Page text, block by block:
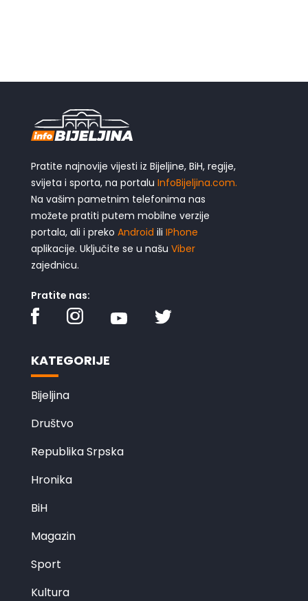
Pratite najnovije vijesti iz Bijeljine, BiH, regije,
svijeta i sporta, na portalu InfoBijeljina.com.
Na vašim pametnim telefonima nas
možete pratiti putem mobilne verzije
portala, ali i preko Android ili IPhone
aplikacije. Uključite se u našu Viber
zajednicu.
Pratite nas:
KATEGORIJE
Bijeljina
Društvo
Republika Srpska
Hronika
BiH
Magazin
Sport
Kultura